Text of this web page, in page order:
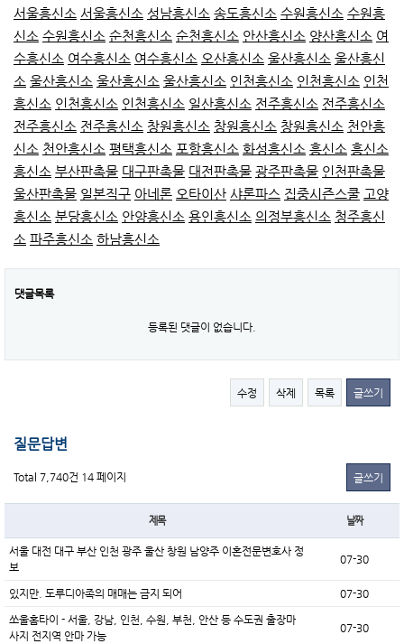
서울흥신소 서울흥신소 성남흥신소 송도흥신소 수원흥신소 수원흥
신소 수원흥신소 순천흥신소 순천흥신소 안산흥신소 양산흥신소 여
수흥신소 여수흥신소 여수흥신소 오산흥신소 울산흥신소 울산흥신
소 울산흥신소 울산흥신소 울산흥신소 인천흥신소 인천흥신소 인천
흥신소 인천흥신소 인천흥신소 일산흥신소 전주흥신소 전주흥신소
전주흥신소 전주흥신소 창원흥신소 창원흥신소 창원흥신소 천안흥
신소 천안흥신소 평택흥신소 포항흥신소 화성흥신소 흥신소 흥신소
흥신소 부산판촉물 대구판촉물 대전판촉물 광주판촉물 인천판촉물
울산판촉물 일본직구 아네론 오타이산 샤론파스 집중시즌스쿨 고양
흥신소 분당흥신소 안양흥신소 용인흥신소 의정부흥신소 청주흥신
소 파주흥신소 하남흥신소
댓글목록
등록된 댓글이 없습니다.
수정 삭제 목록 글쓰기
질문답변
Total 7,740건 14 페이지 글쓰기
제목 날짜
서울 대전 대구 부산 인천 광주 울산 창원 남양주 이혼전문변호사 정
보
07-30
있지만. 도루디아족의 매매는 금지 되어 07-30
쏘울홈타이 - 서울, 강남, 인천, 수원, 부천, 안산 등 수도권 출장마
사지 전지역 안마 가능
07-30